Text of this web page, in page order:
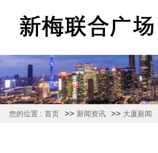
您的位置 : 首页 >> 新闻资讯 >> 大厦新闻